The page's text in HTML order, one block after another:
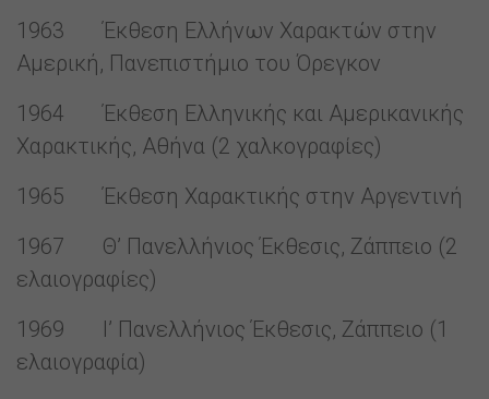
1963 Έκθεση Ελλήνων Χαρακτών στην
Αμερική, Πανεπιστήμιο του Όρεγκον
1964 Έκθεση Ελληνικής και Αμερικανικής
Χαρακτικής, Αθήνα (2 χαλκογραφίες)
1965 Έκθεση Χαρακτικής στην Αργεντινή
1967 Θ’ Πανελλήνιος Έκθεσις, Ζάππειο (2
ελαιογραφίες)
1969 Ι’ Πανελλήνιος Έκθεσις, Ζάππειο (1
ελαιογραφία)